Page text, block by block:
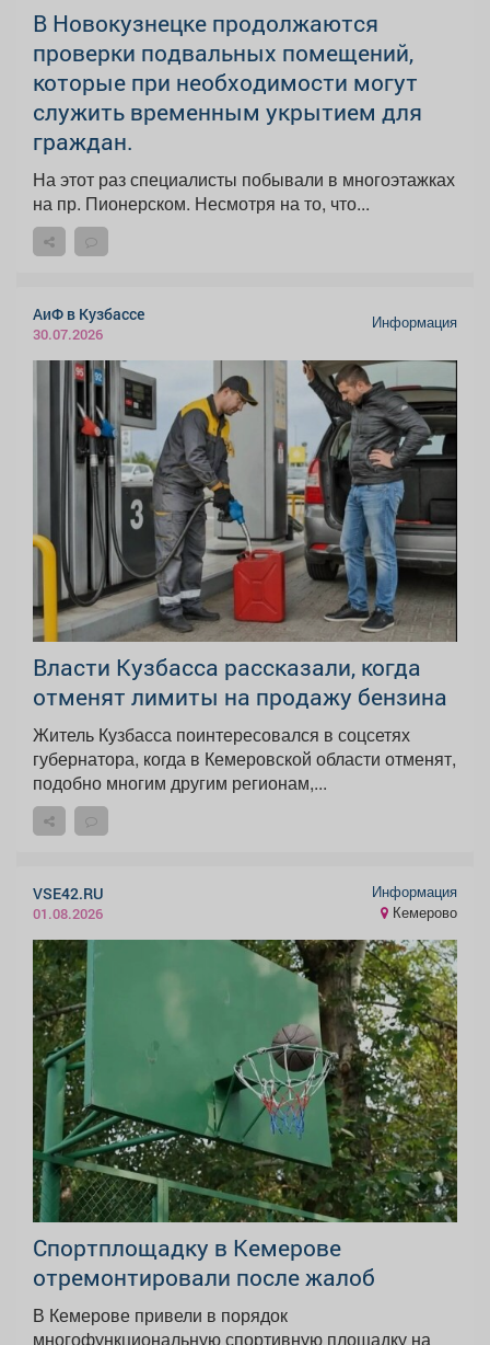
В Новокузнецке продолжаются
проверки подвальных помещений,
которые при необходимости могут
служить временным укрытием для
граждан.
На этот раз специалисты побывали в многоэтажках
на пр. Пионерском. Несмотря на то, что...
АиФ в Кузбассе
30.07.2026
Информация
Власти Кузбасса рассказали, когда
отменят лимиты на продажу бензина
Житель Кузбасса поинтересовался в соцсетях
губернатора, когда в Кемеровской области отменят,
подобно многим другим регионам,...
VSE42.RU
01.08.2026
Информация
Кемерово
Спортплощадку в Кемерове
отремонтировали после жалоб
В Кемерове привели в порядок
многофункциональную спортивную площадку на